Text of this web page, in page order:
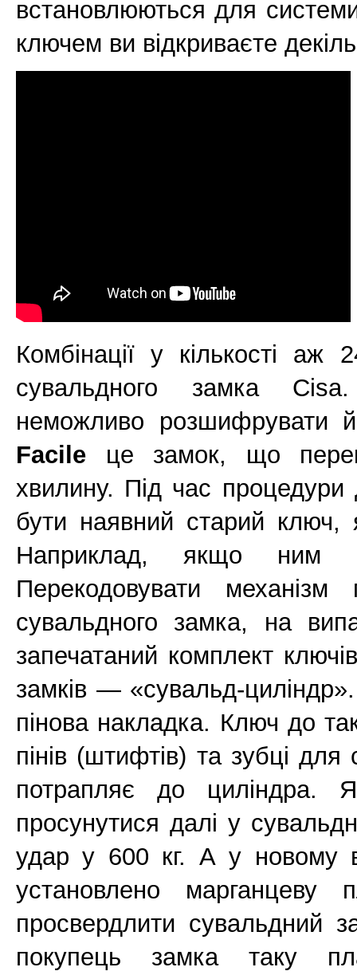
встановлюються для
ключем ви відкриваєте
Комбінації у кількості
сувальдного замка
неможливо розшифрувати
Facile це замок, що
хвилину. Під час
бути наявний старий ключ,
Наприклад, якщо ним
Перекодовувати
сувальдного замка, на
запечатаний комплект
замків — «сувальд-
пінова накладка. Ключ до
пінів (штифтів) та зубці
потрапляє до циліндра.
просунутися далі у
удар у 600 кг. А у новому
установлено марганцеву
просвердлити
покупець замка таку